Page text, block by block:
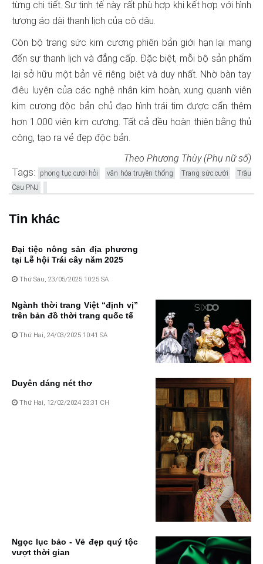
từng chi tiết. Sự tinh tế này rất phù hợp khi kết hợp với hình
đến sự thanh lịch và đẳng cấp. Đặc biệt, mỗi bộ sản phẩm
lại sở hữu một bản vẽ riêng biệt và duy nhất. Nhờ bàn tay
điêu luyện của các nghệ nhân kim hoàn, xung quanh viên
kim cương độc bản chủ đạo hình trái tim được cẩn thêm
hơn 1.000 viên kim cương. Tất cả đều hoàn thiện bằng thủ
công, tạo ra vẻ đẹp độc bản.
Theo Phương Thùy (Phụ nữ số)
Tags: phong tục cưới hỏi văn hóa truyền thống Trang sức cưới
Trầu
Cau PNJ
Tin khác
Đại tiệc nông sản địa phương
tại Lễ hội Trái cây năm 2025
Thứ Sáu, 23/05/2025 10:25 SA
Ngành thời trang Việt “định vị”
trên bản đồ thời trang quốc tế
Thứ Hai, 24/03/2025 10:41 SA
Duyên dáng nét thơ
Thứ Hai, 12/02/2024 23:31 CH
Ngọc lục bảo - Vẻ đẹp quý tộc
vượt thời gian